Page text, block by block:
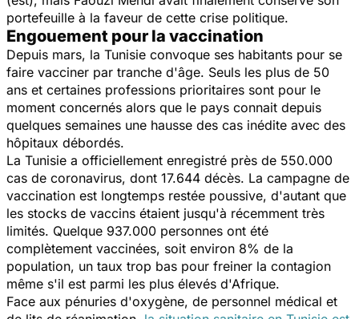
portefeuille à la faveur de cette crise politique.
Engouement pour la vaccination
Depuis mars, la Tunisie convoque ses habitants pour se
faire vacciner par tranche d'âge. Seuls les plus de 50
ans et certaines professions prioritaires sont pour le
moment concernés alors que le pays connait depuis
quelques semaines une hausse des cas inédite avec des
hôpitaux débordés.
La Tunisie a officiellement enregistré près de 550.000
cas de coronavirus, dont 17.644 décès. La campagne de
vaccination est longtemps restée poussive, d'autant que
les stocks de vaccins étaient jusqu'à récemment très
limités. Quelque 937.000 personnes ont été
complètement vaccinées, soit environ 8% de la
population, un taux trop bas pour freiner la contagion
même s'il est parmi les plus élevés d'Afrique.
Face aux pénuries d'oxygène, de personnel médical et